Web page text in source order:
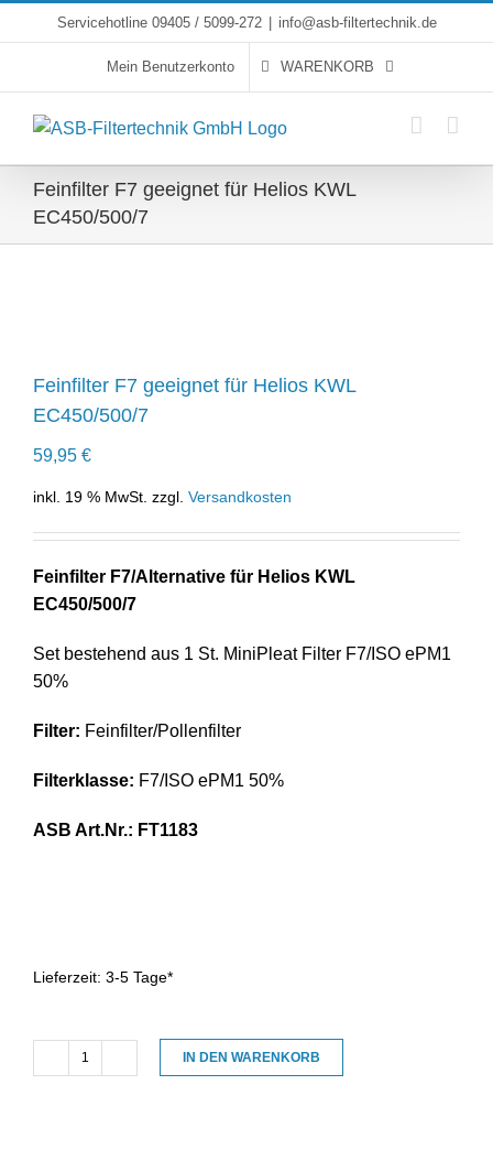
to
Servicehotline 09405 / 5099-272 info@asb-filtertechnik.de
Mein Benutzerkonto WARENKORB
Feinfilter F7 geeignet für Helios KWL
EC450/500/7
Feinfilter F7 geeignet für Helios KWL
EC450/500/7
59,95 €
inkl. 19 % MwSt. zzgl. Versandkosten
Feinfilter F7/Alternative für Helios KWL
EC450/500/7
Set bestehend aus 1 St. MiniPleat Filter F7/ISO ePM1
50%
Filter: Feinfilter/Pollenfilter
Filterklasse: F7/ISO ePM1 50%
ASB Art.Nr.: FT1183
Lieferzeit: 3-5 Tage*
IN DEN WARENKORB